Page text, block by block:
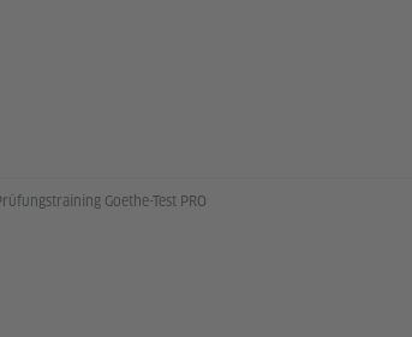
Goethe-Test PRO